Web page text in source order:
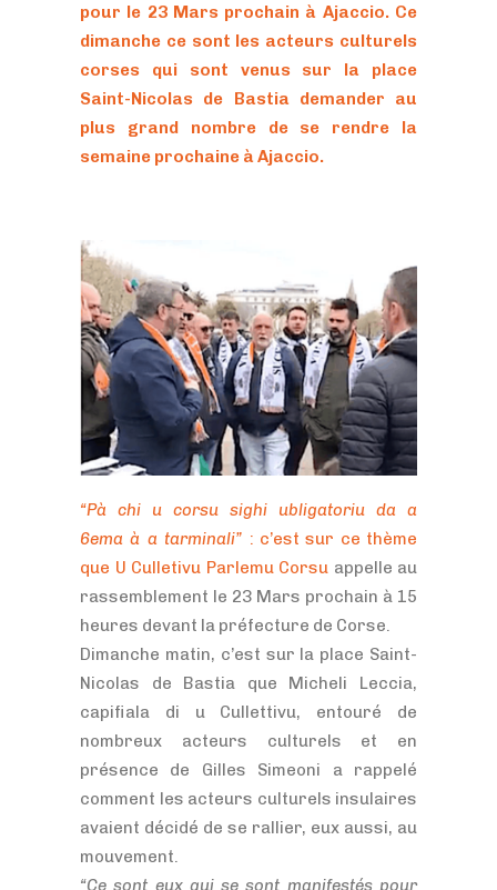
pour le 23 Mars prochain à Ajaccio. Ce
dimanche ce sont les acteurs culturels
corses qui sont venus sur la place
Saint-Nicolas de Bastia demander au
plus grand nombre de se rendre la
semaine prochaine à Ajaccio.
“Pà chi u corsu sighi ubligatoriu da a
6ema à a tarminali” : c’est sur ce thème
que U Culletivu Parlemu Corsu appelle au
rassemblement le 23 Mars prochain à 15
heures devant la préfecture de Corse.
Dimanche matin, c’est sur la place Saint-
Nicolas de Bastia que Micheli Leccia,
capifiala di u Cullettivu, entouré de
nombreux acteurs culturels et en
présence de Gilles Simeoni a rappelé
comment les acteurs culturels insulaires
avaient décidé de se rallier, eux aussi, au
mouvement.
“Ce sont eux qui se sont manifestés pour